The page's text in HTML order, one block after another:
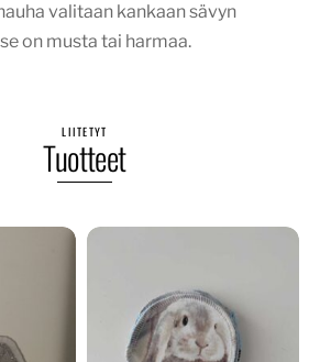
valitaan kankaan sävyn
on musta tai harmaa.
LIITETYT
Tuotteet